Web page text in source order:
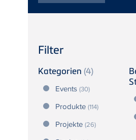
Filter
Kategorien (4)
Events (30)
Produkte (114)
Projekte (26)